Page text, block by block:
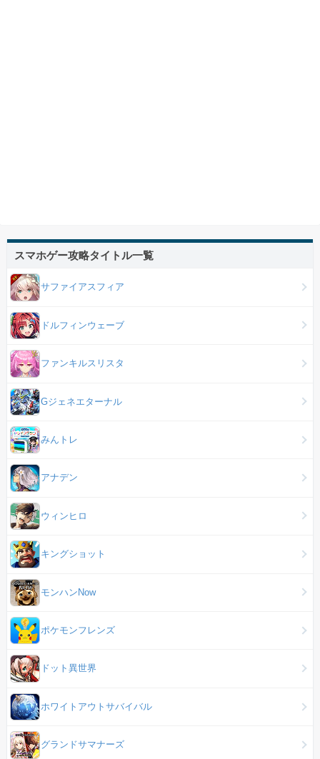
スマホゲー攻略タイトル一覧
サファイアスフィア
ドルフィンウェーブ
ファンキルスリスタ
Gジェネエターナル
みんトレ
アナデン
ウィンヒロ
キングショット
モンハンNow
ポケモンフレンズ
ドット異世界
ホワイトアウトサバイバル
グランドサマナーズ